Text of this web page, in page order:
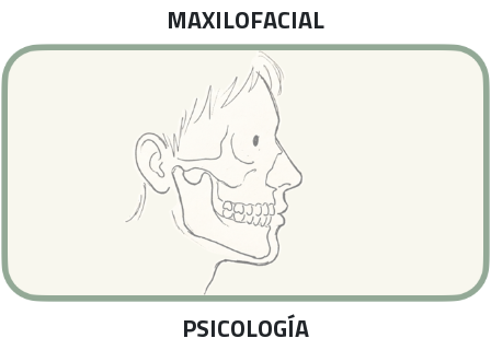
MAXILOFACIAL
PSICOLOGÍA